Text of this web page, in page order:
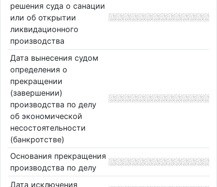
решения суда о санации
или об открытии
ликвидационного
производства
Дата вынесения судом
определения о
прекращении
(завершении)
производства по делу
об экономической
несостоятельности
(банкротстве)
Основания прекращения
производства по делу
Дата исключения